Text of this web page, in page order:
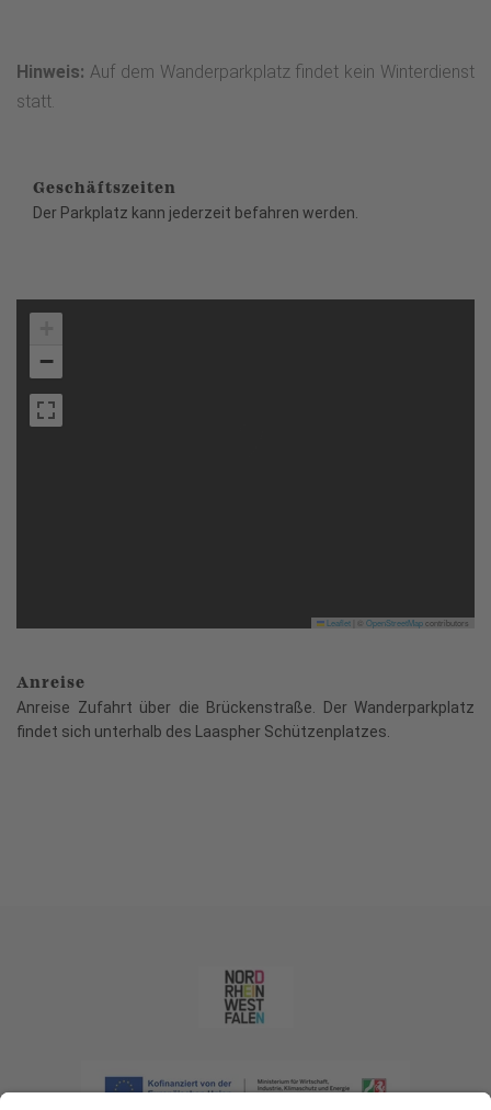
Hinweis: Auf dem Wanderparkplatz findet kein Winterdienst
statt.
Geschäftszeiten
Der Parkplatz kann jederzeit befahren werden.
−
Leaflet OpenStreetMapcontributors
Anreise
Anreise Zufahrt über die Brückenstraße. Der Wanderparkplatz
findet sich unterhalb des Laaspher Schützenplatzes.